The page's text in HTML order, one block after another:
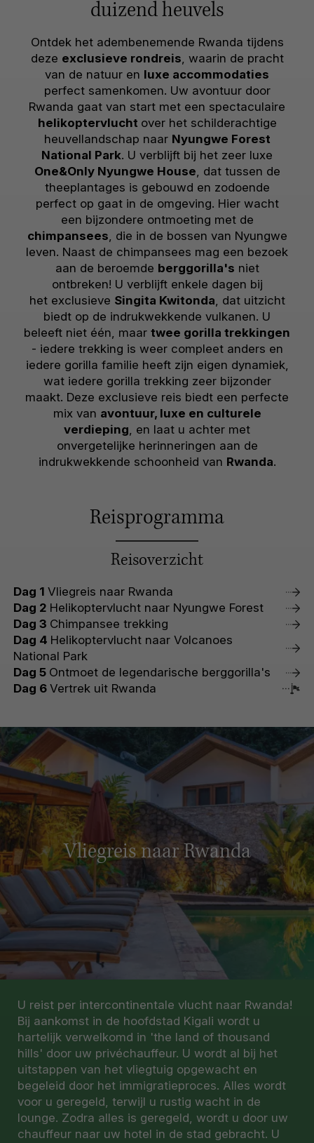
duizend heuvels
Ontdek het adembenemende Rwanda tijdens
deze exclusieve rondreis, waarin de pracht
van de natuur en luxe accommodaties
perfect samenkomen. Uw avontuur door
Rwanda gaat van start met een spectaculaire
helikoptervlucht over het schilderachtige
heuvellandschap naar Nyungwe Forest
National Park. U verblijft bij het zeer luxe
One&Only Nyungwe House, dat tussen de
theeplantages is gebouwd en zodoende
perfect op gaat in de omgeving. Hier wacht
een bijzondere ontmoeting met de
chimpansees, die in de bossen van Nyungwe
leven. Naast de chimpansees mag een bezoek
aan de beroemde berggorilla's niet
ontbreken! U verblijft enkele dagen bij
het exclusieve Singita Kwitonda, dat uitzicht
biedt op de indrukwekkende vulkanen. U
beleeft niet één, maar twee gorilla trekkingen
- iedere trekking is weer compleet anders en
iedere gorilla familie heeft zijn eigen dynamiek,
wat iedere gorilla trekking zeer bijzonder
maakt. Deze exclusieve reis biedt een perfecte
mix van avontuur, luxe en culturele
verdieping, en laat u achter met
onvergetelijke herinneringen aan de
indrukwekkende schoonheid van Rwanda.
Reisprogramma
Reisoverzicht
Dag 1 Vliegreis naar Rwanda
Dag 2 Helikoptervlucht naar Nyungwe Forest
Dag 3 Chimpansee trekking
Dag 4 Helikoptervlucht naar Volcanoes
National Park
Dag 5 Ontmoet de legendarische berggorilla's
Dag 6 Vertrek uit Rwanda
Vliegreis naar Rwanda
U reist per intercontinentale vlucht naar Rwanda!
Bij aankomst in de hoofdstad Kigali wordt u
hartelijk verwelkomd in 'the land of thousand
hills' door uw privéchauffeur. U wordt al bij het
uitstappen van het vliegtuig opgewacht en
begeleid door het immigratieproces. Alles wordt
voor u geregeld, terwijl u rustig wacht in de
lounge. Zodra alles is geregeld, wordt u door uw
chauffeur naar uw hotel in de stad gebracht. U